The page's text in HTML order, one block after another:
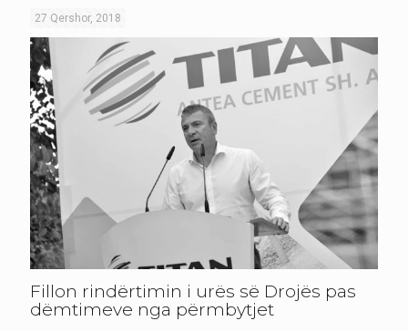
27 Qershor, 2018
Fillon rindërtimin i urës së Drojës pas
dëmtimeve nga përmbytjet